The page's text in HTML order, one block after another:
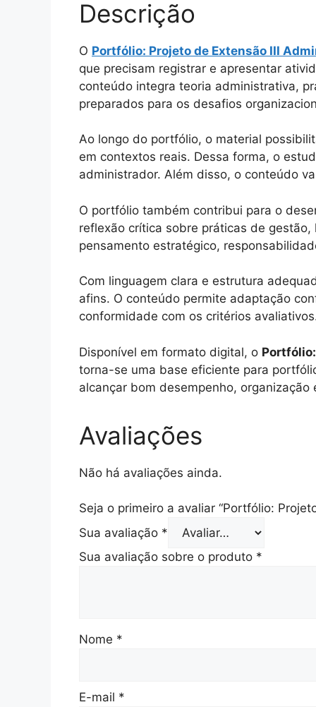
Descrição
O Portfólio: Projeto de Extensão III
que precisam registrar e apresentar
conteúdo integra teoria administrativa,
preparados para os desafios
Ao longo do portfólio, o material
em contextos reais. Dessa forma, o
administrador. Além disso, o conteúdo
O portfólio também contribui para o
reflexão crítica sobre práticas de
pensamento estratégico,
Com linguagem clara e estrutura
afins. O conteúdo permite adaptação
conformidade com os critérios
Disponível em formato digital, o
torna-se uma base eficiente para
alcançar bom desempenho, organização
Avaliações
Não há avaliações ainda.
Seja o primeiro a avaliar “Portfólio:
Sua avaliação *
Sua avaliação sobre o produto *
Nome *
E-mail *